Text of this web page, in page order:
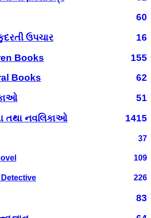
60
ઉપચાર
16
Books
155
Books
62
51
તથા નવલિકાઓ
1415
37
109
226
83